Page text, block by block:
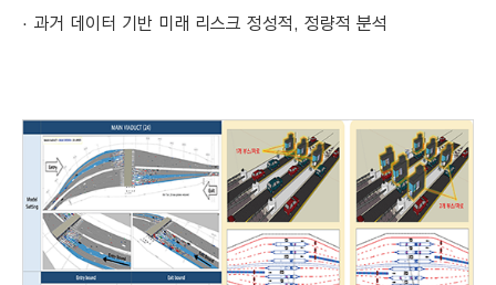
과거 데이터 기반 미래 리스크 정성적, 정량적 분석